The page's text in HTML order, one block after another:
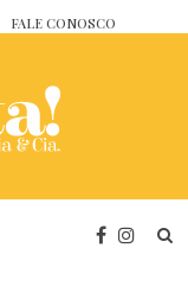
FALE CONOSCO